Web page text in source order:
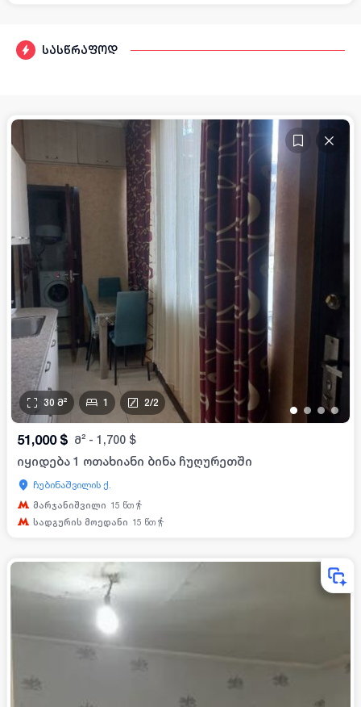
სასწრაფოდ
• • ••
30 მ² 1 2/2
51,000 $ მ² - 1,700 $
იყიდება 1 ოთახიანი ბინა ჩუღურეთში
ჩუბინაშვილის ქ.
მარჯანიშვილი 15 წთ
სადგურის მოედანი 15 წთ